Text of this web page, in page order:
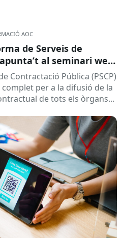
AOC
de Serveis de
al seminari web
Contractació Pública (PSCP)
per a la difusió de la
de tots els òrgans...